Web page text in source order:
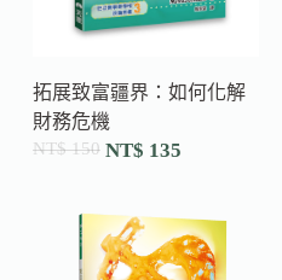
拓展致富疆界：如何化解
財務危機
NT$150 NT$ 135